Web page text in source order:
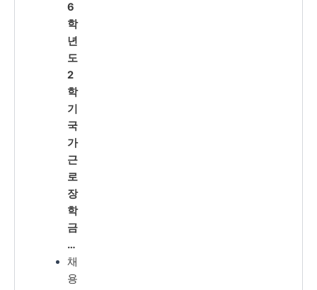
6
학
년
도
2
학
기
국
가
근
로
장
학
금
…
채
용